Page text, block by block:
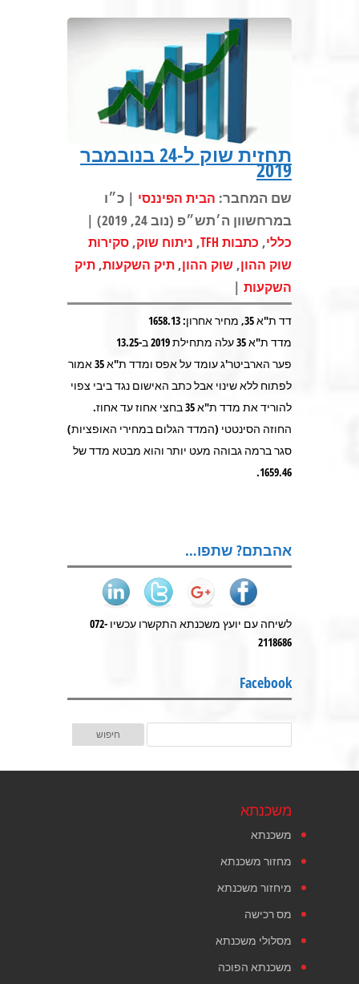
תחזית שוק ל-24 בנובמבר
2019
שם המחבר: הבית הפיננסי | כ״ו
במרחשוון ה׳תש״פ (נוב 24, 2019) |
כללי, כתבות TFH , ניתוח שוק, סקירות
שוק ההון, שוק ההון, תיק השקעות, תיק
השקעות |
דד ת"א 35, מחיר אחרון: 1658.13
מדד ת"א 35 עלה מתחילת 2019 ב-13.25
פער הארביטר'ג עומד על אפס ומדד ת"א 35 אמור
לפתוח ללא שינוי אבל כתב האישום נגד ביבי צפוי
להוריד את מדד ת"א 35 בחצי אחוז עד אחוז.
החוזה הסינטטי (המדד הגלום במחירי האופציות)
סגר ברמה גבוהה מעט יותר והוא מבטא מדד של
1659.46.
אהבתם? שתפו…
לשיחה עם יועץ משכנתא התקשרו עכשיו 072-
2118686
Facebook
משכנתא
משכנתא
מחזור משכנתא
מיחזור משכנתא
מס רכישה
מסלולי משכנתא
משכנתא הפוכה